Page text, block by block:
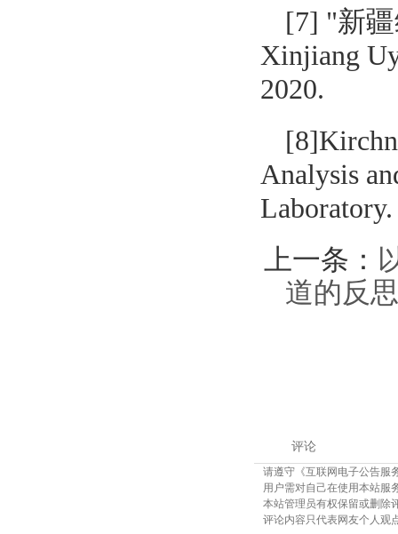
[7] "新
Xinjiang
2020.
Analysis
上一条：
道的反
评论
请遵守《互联网电子公告服
用户需对自己在使用本站服
本站管理员有权保留或删除
评论内容只代表网友个人观